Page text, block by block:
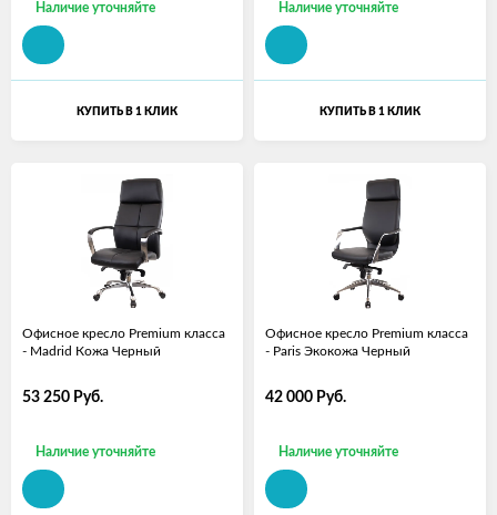
Наличие уточняйте
КУПИТЬ В 1 КЛИК
Наличие уточняйте
КУПИТЬ В 1 КЛИК
Офисное кресло Premium класса
- Madrid Кожа Черный
53 250 Руб.
Наличие уточняйте
Офисное кресло Premium класса
- Paris Экокожа Черный
42 000 Руб.
Наличие уточняйте